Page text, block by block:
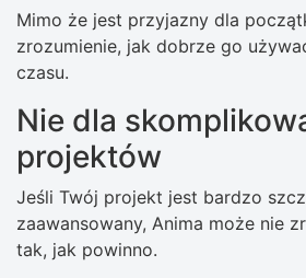
Mimo że jest przyjazny dla
zrozumienie, jak dobrze go
czasu.
Nie dla
projektów
Jeśli Twój projekt jest bardzo
zaawansowany, Anima może nie
tak, jak powinno.